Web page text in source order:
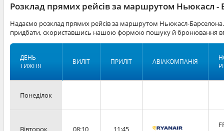
Розклад прямих рейсів за маршрутом Ньюкасл -
Надаємо розклад прямих рейсів за маршрутом Ньюкасл-
придбати, скориставшись нашою формою пошуку й бронювання
ДЕНЬ
ТИЖНЯ
ВИЛІТ ПРИЛІТ АВІАКОМПАНІЯ
Понеділок
Вівторок 08:10 11:45